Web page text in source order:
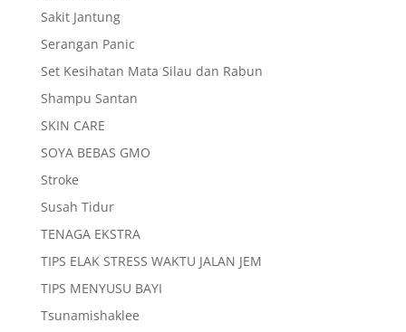
Sakit Jantung
Serangan Panic
Set Kesihatan Mata Silau dan Rabun
Shampu Santan
SKIN CARE
SOYA BEBAS GMO
Stroke
Susah Tidur
TENAGA EKSTRA
TIPS ELAK STRESS WAKTU JALAN JEM
TIPS MENYUSU BAYI
Tsunamishaklee